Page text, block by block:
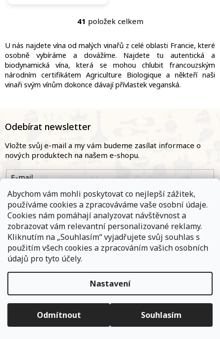
Abychom vám mohli poskytovat co nejlepší zážitek,
používáme cookies a zpracováváme vaše osobní údaje.
Cookies nám pomáhají analyzovat návštěvnost a
zobrazovat vám relevantní personalizované reklamy.
Kliknutím na „Souhlasím“ vyjadřujete svůj souhlas s
použitím všech cookies a zpracováním vašich osobních
údajů pro tyto účely.
Nastavení
Odmítnout Souhlasím
Objednávky, které přijmeme a jsou uhrazeny do 11,00 hodin
expedujeme ještě v ten samý den. Vyčkejte prosím na
informace od přepravní společnosti. Pokud jste zvolili osobní
vyzvednutí na některé z našich poboček - vyčkejte na informační
O
l
á
d
a
c
í
v
ý
i
u
41 položek celkem
U nás najdete vína od malých vinařů z celé oblasti Francie, které
osobně vybíráme a dovážíme. Najdete tu autentická a
biodynamická vína, která se mohou chlubit francouzským
národním certifikátem Agriculture Biologique a někteří naši
vinaři svým vínům dokonce dávají přívlastek veganská.
a
Kontakt
Odebírat newsletter
Vložte svůj e-mail a my vám budeme zasílat informace o
nových produktech na našem e-shopu.
E-mail
Přihlásit se